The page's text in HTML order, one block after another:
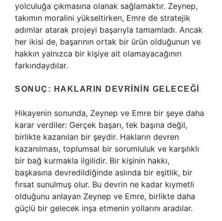
yolculuğa çıkmasına olanak sağlamaktır. Zeynep,
takımın moralini yükseltirken, Emre de stratejik
adımlar atarak projeyi başarıyla tamamladı. Ancak
her ikisi de, başarının ortak bir ürün olduğunun ve
hakkın yalnızca bir kişiye ait olamayacağının
farkındaydılar.
SONUÇ: HAKLARIN DEVRININ GELECEĞI
Hikayenin sonunda, Zeynep ve Emre bir şeye daha
karar verdiler: Gerçek başarı, tek başına değil,
birlikte kazanılan bir şeydir. Hakların devren
kazanılması, toplumsal bir sorumluluk ve karşılıklı
bir bağ kurmakla ilgilidir. Bir kişinin hakkı,
başkasına devredildiğinde aslında bir eşitlik, bir
fırsat sunulmuş olur. Bu devrin ne kadar kıymetli
olduğunu anlayan Zeynep ve Emre, birlikte daha
güçlü bir gelecek inşa etmenin yollarını aradılar.